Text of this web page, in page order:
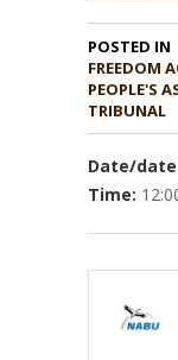
POSTED IN
PEOPLE'S
TRIBUNAL
Date/
Time: